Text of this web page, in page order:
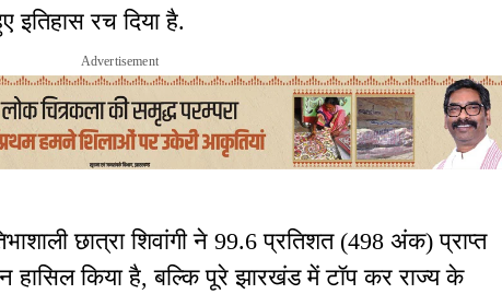
इतिहास रच दिया है.
Advertisement
छात्रा शिवांगी ने 99.6 प्रतिशत (498 अंक) प्राप्त
किया है, बल्कि पूरे झारखंड में टॉप कर राज्य के